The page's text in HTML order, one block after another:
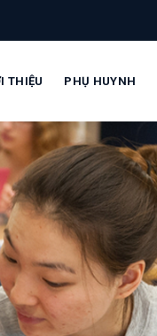
THIỆU PHỤ HUYNH